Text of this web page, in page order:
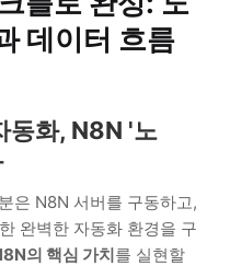
데이터 흐름
동화, N8N '노
은 N8N 서버를 구동하고,
완벽한 자동화 환경을 구
의 핵심 가치를 실현할